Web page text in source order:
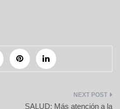
SALUD: Más atención a la